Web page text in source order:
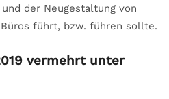
der Neugestaltung von
führt, bzw. führen sollte.
vermehrt unter